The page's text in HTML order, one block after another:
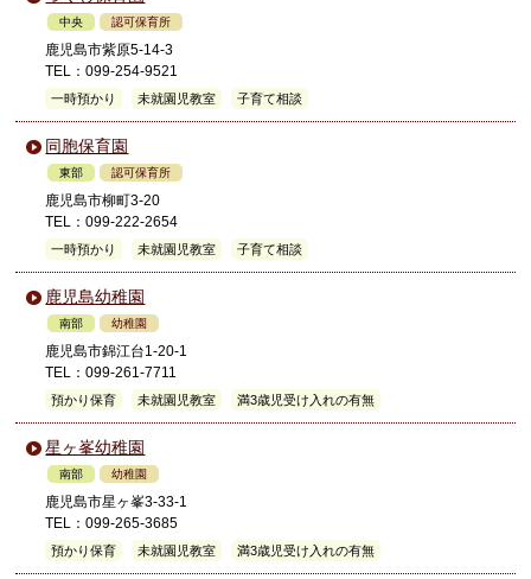
中央 認可保育所
鹿児島市紫原5-14-3
TEL：099-254-9521
一時預かり 未就園児教室 子育て相談
同胞保育園
東部 認可保育所
鹿児島市柳町3-20
TEL：099-222-2654
一時預かり 未就園児教室 子育て相談
鹿児島幼稚園
南部 幼稚園
鹿児島市錦江台1-20-1
TEL：099-261-7711
預かり保育 未就園児教室 満3歳児受け入れの有無
星ヶ峯幼稚園
南部 幼稚園
鹿児島市星ヶ峯3-33-1
TEL：099-265-3685
預かり保育 未就園児教室 満3歳児受け入れの有無